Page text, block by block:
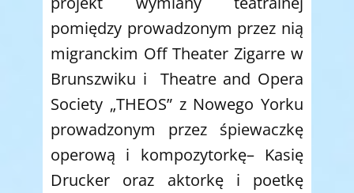
pomiędzy prowadzonym przez nią
migranckim Off Theater Zigarre w
Brunszwiku i Theatre and Opera
Society „THEOS” z Nowego Yorku
prowadzonym przez śpiewaczkę
operową i kompozytorkę– Kasię
Drucker oraz aktorkę i poetkę